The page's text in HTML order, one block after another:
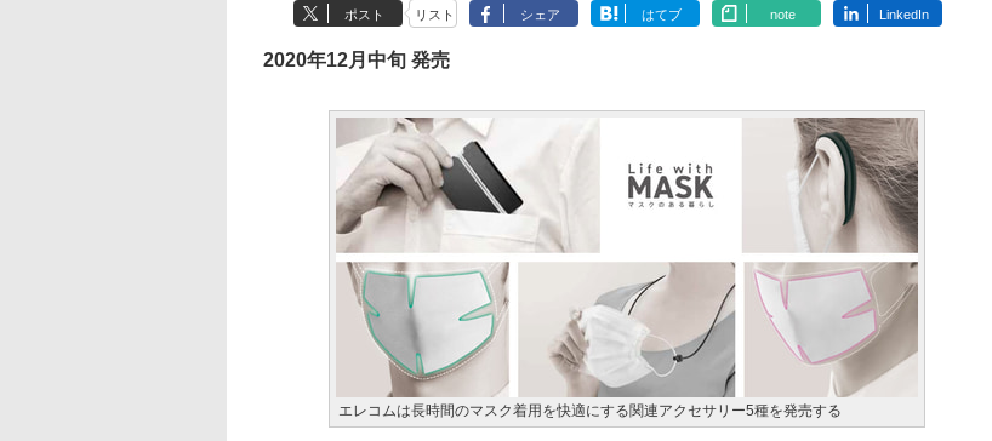
ポスト リスト シェア はてブ note LinkedIn
2020年12月中旬 発売
エレコムは長時間のマスク着用を快適にする関連アクセサリー5種を発売する